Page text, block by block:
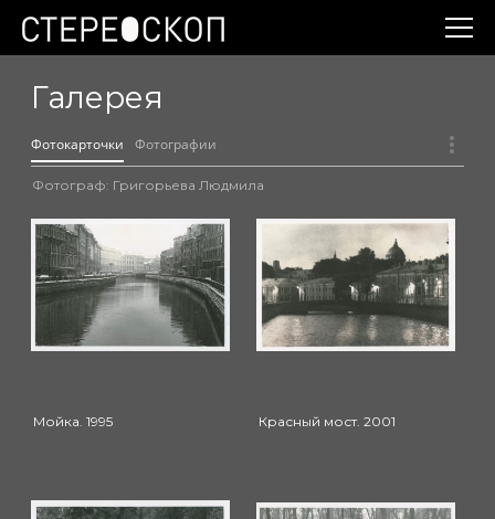
Галерея
Фотокарточки Фотографии
Фотограф: Григорьева Людмила
Мойка. 1995 Красный мост. 2001